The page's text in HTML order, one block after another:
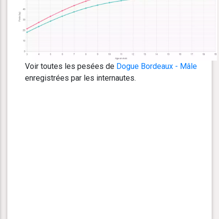
Voir toutes les pesées de Dogue Bordeaux - Mâle
enregistrées par les internautes.